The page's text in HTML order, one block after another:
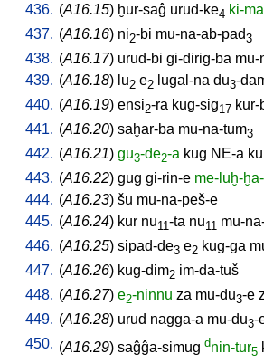
436. (A16.15) ḫur-saĝ urud-ke4 ki-
437. (A16.16) ni2-bi mu-na-ab-pad3
438. (A16.17) urud-bi gi-dirig-ba mu-
439. (A16.18) lu2 e2 lugal-na du3-
440. (A16.19) ensi2-ra kug-sig17 kur-
441. (A16.20) saḫar-ba mu-na-tum3
442. (A16.21) gu3-de2-a kug NE-a
443. (A16.22) gug gi-rin-e me-luḫ-
444. (A16.23) šu mu-na-peš-e
445. (A16.24) kur nu11 -ta nu11 mu-
446. (A16.25) sipad-de3 e2 kug-ga
447. (A16.26) kug-dim2 im-da-tuš
448. (A16.27) e2-ninnu za mu-du3-e
449. (A16.28) urud nagga-a mu-du3-
450. (A16.29) saĝĝa-simug dnin-tur5